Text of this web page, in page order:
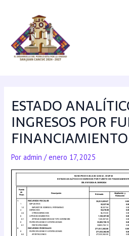
ESTADO
INGRESOS POR
FINANCIAMIENTO
Poradmin/enero 17, 2025